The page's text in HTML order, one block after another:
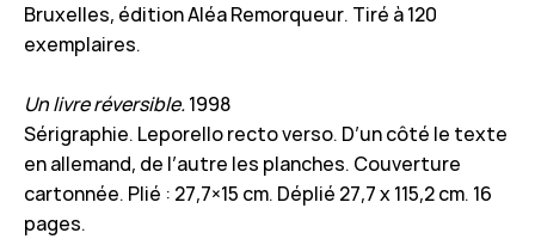
Bruxelles, édition Aléa Remorqueur. Tiré à 120
exemplaires.
Un livre réversible.1998
Sérigraphie. Leporello recto verso. D’un côté le texte
en allemand, de l’autre les planches. Couverture
cartonnée. Plié : 27,7×15 cm. Déplié 27,7 x 115,2 cm. 16
pages.